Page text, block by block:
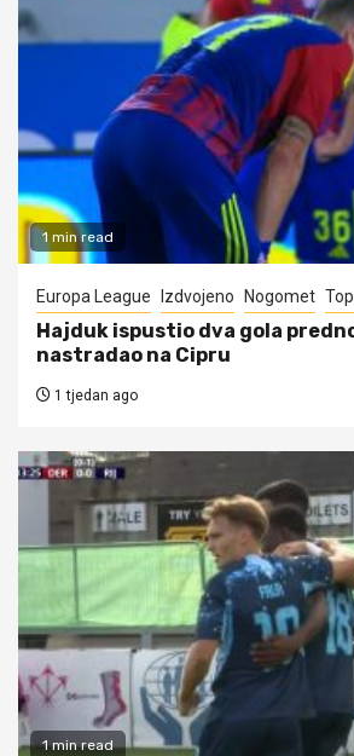
1 min read
Europa League Izdvojeno Nogomet
Hajduk ispustio dva gola
nastradao na Cipru
1 tjedan ago
1 min read